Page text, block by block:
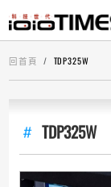
回首頁 TDP325W
TDP325W